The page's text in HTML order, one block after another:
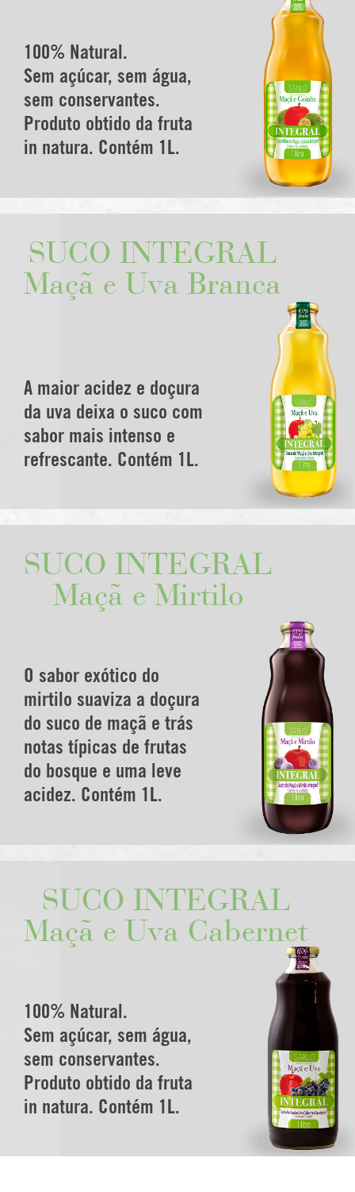
100% Natural.
Sem açúcar, sem água,
sem conservantes.
Produto obtido da fruta
in natura. Contém 1L.
SUCO INTEGRAL
Maçã e Uva Branca
A maior acidez e doçura
da uva deixa o suco com
sabor mais intenso e
refrescante. Contém 1L.
SUCO INTEGRAL
Maçã e Mirtilo
O sabor exótico do
mirtilo suaviza a doçura
do suco de maçã e trás
notas típicas de frutas
do bosque e uma leve
acidez. Contém 1L.
SUCO INTEGRAL
Maçã e Uva Cabernet
100% Natural.
Sem açúcar, sem água,
sem conservantes.
Produto obtido da fruta
in natura. Contém 1L.